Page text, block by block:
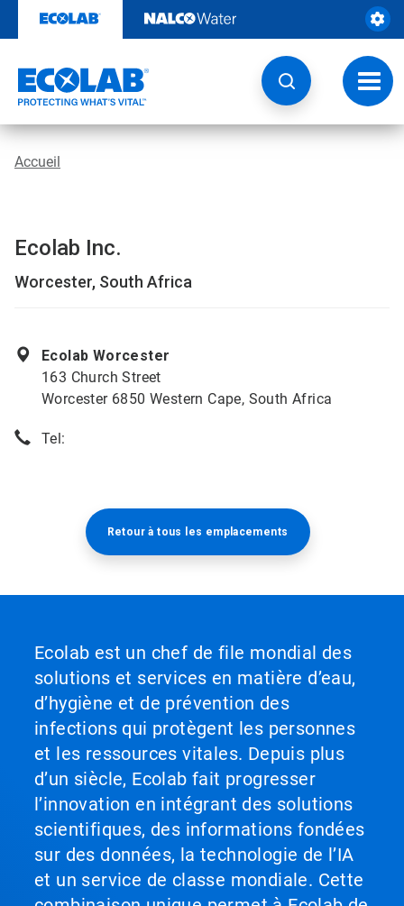
contenu​​​​​​​
à
Accueil
Ecolab Inc.
Worcester, South Africa
Ecolab Worcester
163 Church Street
Worcester 6850 Western Cape, South Africa
Tel:
Retour à tous les emplacements​​​​​​​
Ecolab est un chef de file mondial des
solutions et services en matière d’eau,
d’hygiène et de prévention des
infections qui protègent les personnes
et les ressources vitales. Depuis plus
d’un siècle, Ecolab fait progresser
l’innovation en intégrant des solutions
scientifiques, des informations fondées
sur des données, la technologie de l’IA
et un service de classe mondiale. Cette